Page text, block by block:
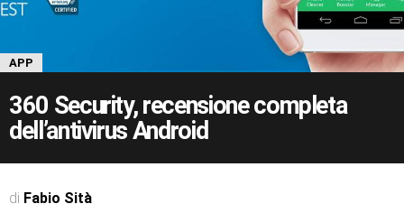
APP
360 Security, recensione completa
dell’antivirus Android
di Fabio Sità